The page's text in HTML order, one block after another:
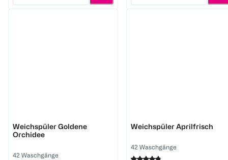
Weichspüler Goldene
Orchidee
42 Waschgänge
Weichspüler Aprilfrisch
42 Waschgänge